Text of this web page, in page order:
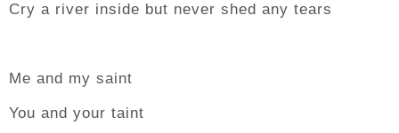
Cry a river inside but never shed any tears
Me and my saint
You and your taint